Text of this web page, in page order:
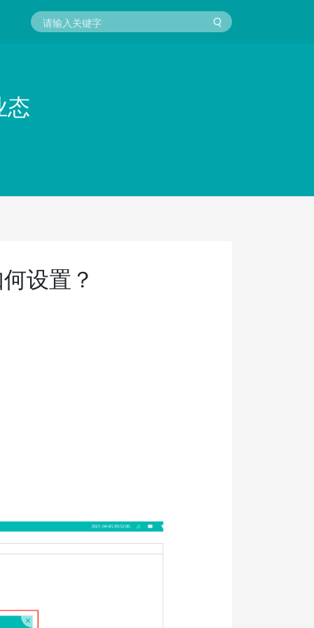
态
设置？